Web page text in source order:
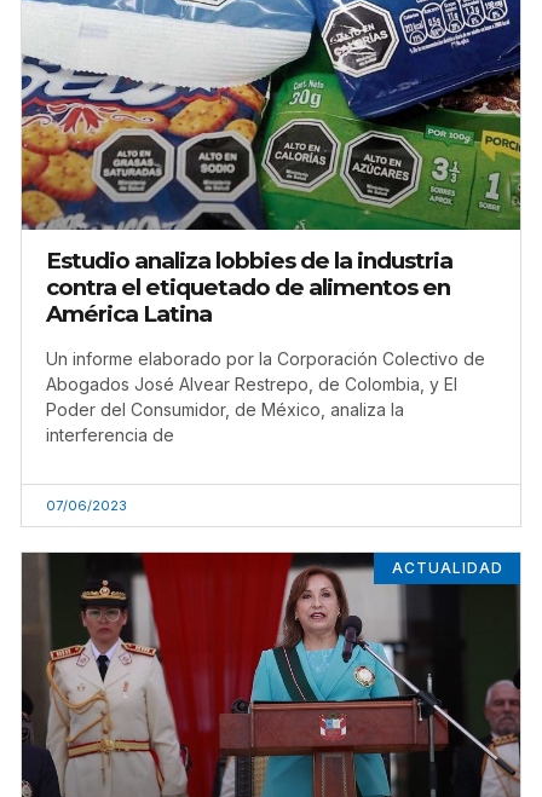
Estudio analiza lobbies de la industria
contra el etiquetado de alimentos en
América Latina
Un informe elaborado por la Corporación Colectivo de
Abogados José Alvear Restrepo, de Colombia, y El
Poder del Consumidor, de México, analiza la
interferencia de
07/06/2023
ACTUALIDAD